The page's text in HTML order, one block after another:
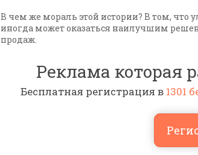
В чем же мораль этой истории? В том, что
иногда может оказаться наилучшим
продаж.
Реклама которая
Бесплатная регистрация в 1301